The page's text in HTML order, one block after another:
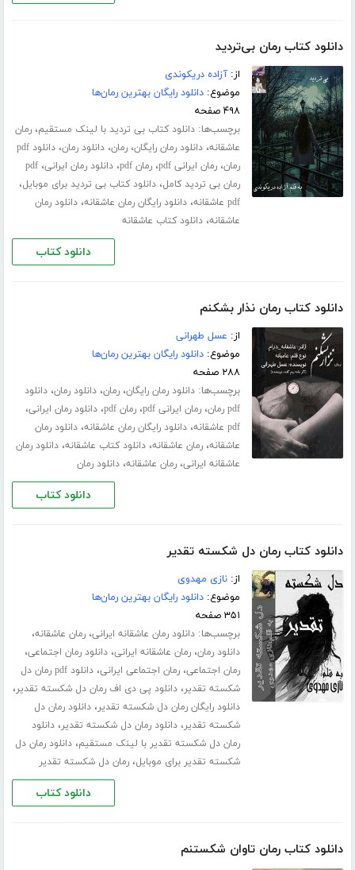
دانلود کتاب رمان بی‌تردید
از:آزاده دریکوندی
موضوع:دانلود رایگان بهترین رمان‌ها
۴۹۸ صفحه
برچسب‌ها:دانلود کتاب بی تردید با لینک مستقیم،رمان
عاشقانه،دانلود رمان رایگان،رمان،دانلود رمان،
دانلود pdf
رمان،رمان ایرانی pdf ،رمان pdf ،دانلود رمان ایرانی،pdf
رمان بی تردید کامل،دانلود کتاب بی تردید برای موبایل،
pdf عاشقانه ،دانلود رایگان رمان عاشقانه،دانلود رمان
عاشقانه،دانلود کتاب عاشقانه
دانلود کتاب
دانلود کتاب رمان نذار بشکنم
از: عسل طهرانی
موضوع:دانلود رایگان بهترین رمان‌ها
۲۸۸ صفحه
برچسب‌ها:دانلود رمان رایگان،رمان،دانلود رمان،دانلود
pdf رمان
،رمان ایرانی pdf ،رمان pdf ،دانلود رمان ایرانی،
pdf عاشقانه ،دانلود رایگان رمان عاشقانه،دانلود رمان
عاشقانه،رمان عاشقانه،دانلود کتاب عاشقانه،دانلود رمان
عاشقانه ایرانی،رمان عاشقانه،دانلود رمان
دانلود کتاب
دانلود کتاب رمان دل شکسته تقدیر
از:نازی مهدوی
موضوع:دانلود رایگان بهترین رمان‌ها
۳۵۱ صفحه
برچسب‌ها:دانلود رمان عاشقانه ایرانی،رمان عاشقانه،
دانلود رمان،رمان عاشقانه ایرانی،دانلود رمان اجتماعی،
رمان اجتماعی،رمان اجتماعی ایرانی،
دانلود pdf رمان دل
شکسته تقدیر،دانلود پی دی اف رمان دل شکسته تقدیر،
دانلود رایگان رمان دل شکسته تقدیر،دانلود رمان دل
شکسته تقدیر،دانلود رمان دل شکسته تقدیر،دانلود
رمان دل شکسته تقدیر با لینک مستقیم،دانلود رمان دل
شکسته تقدیر برای موبایل،رمان دل شکسته تقدیر
دانلود کتاب
دانلود کتاب رمان تاوان شکستنم